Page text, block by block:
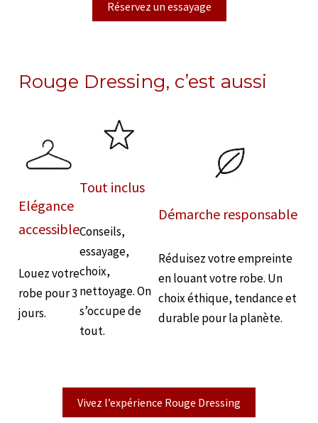
Réservez un essayage
Rouge Dressing, c’est aussi
Elégance
accessible
Louez votre
robe pour 3
jours.
Tout inclus
Conseils,
essayage,
choix,
nettoyage. On
s’occupe de
tout.
Démarche responsable
Réduisez votre empreinte
en louant votre robe. Un
choix éthique, tendance et
durable pour la planète.
Vivez l’expérience Rouge Dressing